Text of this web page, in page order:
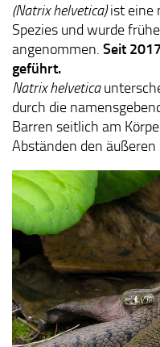
(Natrix helvetica)ist eine
Spezies und wurde
angenommen. Seit
geführt.
Natrix helvetica
durch die
Barren seitlich am
Abständen den